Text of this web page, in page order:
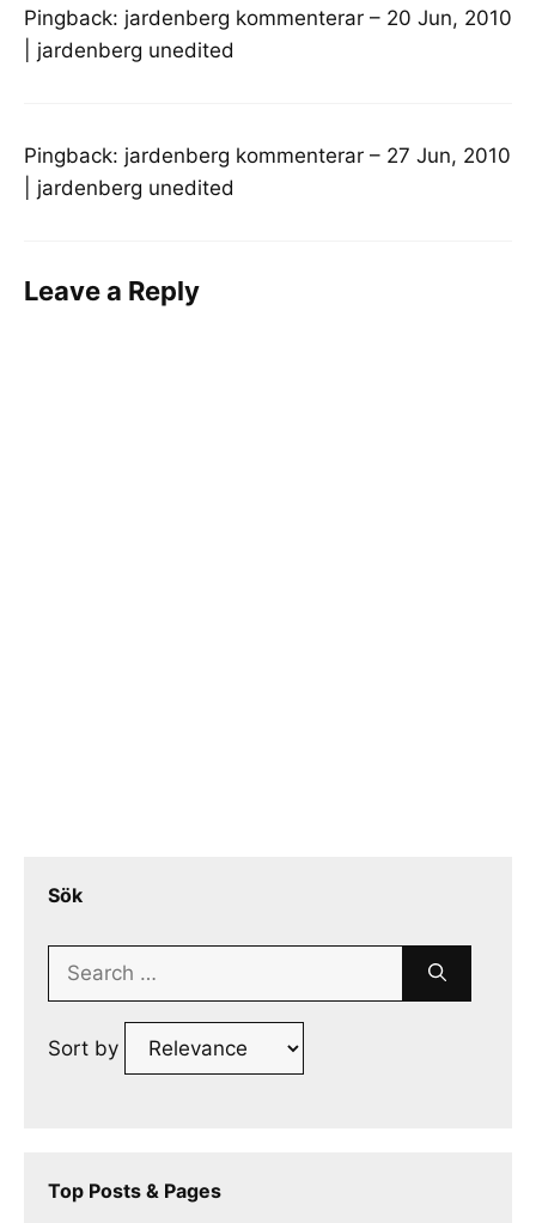
Pingback: jardenberg kommenterar – 20 Jun, 2010
| jardenberg unedited
Pingback: jardenberg kommenterar – 27 Jun, 2010
| jardenberg unedited
Leave a Reply
Sök
Search
Sort by
Top Posts & Pages